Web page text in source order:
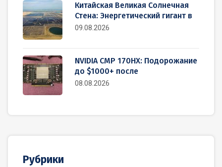
Китайская Великая Солнечная
Стена: Энергетический гигант в
09.08.2026
NVIDIA CMP 170HX: Подорожание
до $1000+ после
08.08.2026
Рубрики